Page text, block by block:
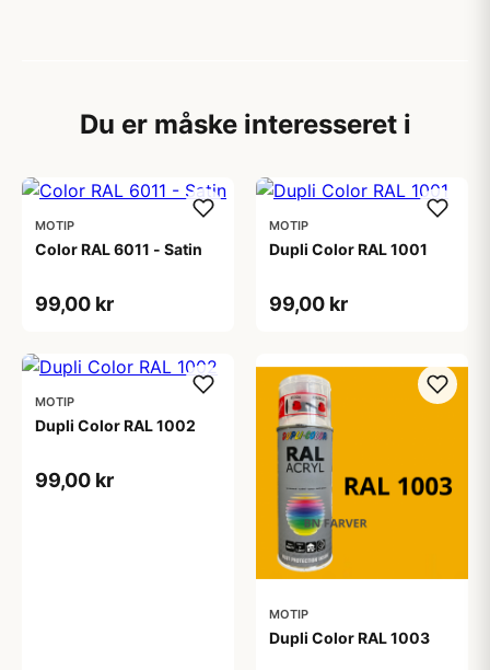
Du er måske interesseret i
MOTIP
Color RAL 6011 - Satin
99,00 kr
MOTIP
Dupli Color RAL 1001
99,00 kr
MOTIP
Dupli Color RAL 1002
99,00 kr
MOTIP
Dupli Color RAL 1003